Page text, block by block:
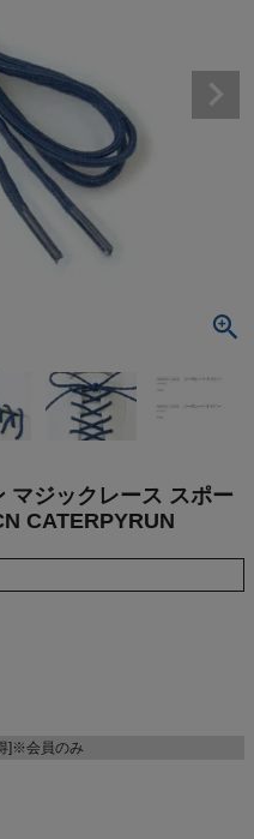
検索
マジックレース スポー
CATERPYRUN
]※会員のみ